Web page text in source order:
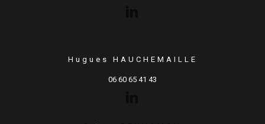
Hugues HAUCHEMAILLE
06 60 65 41 43